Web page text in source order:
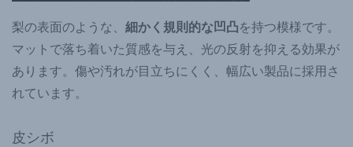
梨の表面のような、 細かく規則的な凹凸を持つ模様です。
マットで落ち着いた質感を与え、光の反射を抑える効果が
あります。傷や汚れが目立ちにくく、幅広い製品に採用さ
れています。
皮シボ